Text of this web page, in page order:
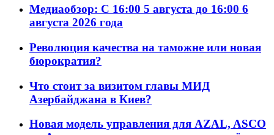
Медиаобзор: С 16:00 5 августа до 16:00 6
августа 2026 года
Революция качества на таможне или новая
бюрократия?
Что стоит за визитом главы МИД
Азербайджана в Киев?
Новая модель управления для AZAL, ASCO